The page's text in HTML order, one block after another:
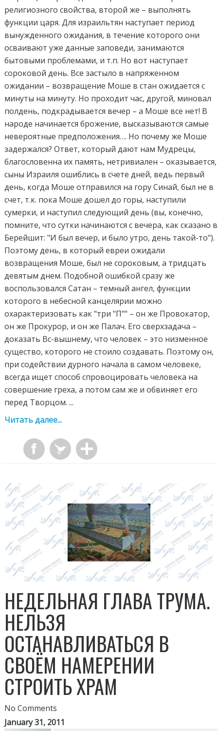
религиозного свойства, второй же – выполнять
функции царя. Для израильтян наступает период
вынужденного ожидания, в течение которого они
осваивают уже данные заповеди, занимаются
бытовыми проблемами, и т.п. Но вот наступает
сороковой день. Все застыло в напряженном
ожидании – возвращение Моше в стан ожидается с
минуты на минуту. Но проходит час, другой, миновал
полдень, подкрадывается вечер – а Моше все нет! В
народе начинается брожение, высказываются самые
невероятные предположения…. Но почему же Моше
задержался? Ответ, который дают нам Мудрецы,
благословенна их память, нетривиален – оказывается,
сыны Израиля ошиблись в счете дней, ведь первый
день, когда Моше отправился на гору Синай, был не в
счет, т.к. пока Моше дошел до горы, наступили
сумерки, и наступил следующий день (вы, конечно,
помните, что сутки начинаются с вечера, как сказано в
Берейшит: "И был вечер, и было утро, день такой-то").
Поэтому день, в который евреи ожидали
возвращения Моше, был не сороковым, а тридцать
девятым днем. Подобной ошибкой сразу же
воспользовался Сатан – темный ангел, функции
которого в небесной канцелярии можно
охарактеризовать как "три "П"" – он же Провокатор,
он же Прокурор, и он же Палач. Его сверхзадача –
доказать Вс-вышнему, что человек – это низменное
существо, которого не стоило создавать. Поэтому он,
при содействии дурного начала в самом человеке,
всегда ищет способ спровоцировать человека на
совершение греха, а потом сам же и обвиняет его
перед Творцом. ...
Читать далее...
НЕДЕЛЬНАЯ ГЛАВА ТРУМА.
НЕЛЬЗЯ
ОСТАНАВЛИВАТЬСЯ В
СВОЁМ НАМЕРЕНИИ
СТРОИТЬ ХРАМ
No Comments
January 31, 2011